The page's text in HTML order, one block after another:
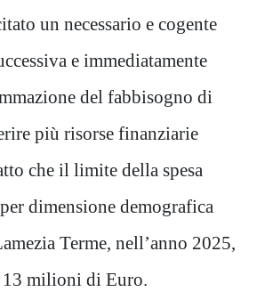
un necessario e cogente
e immediatamente
del fabbisogno di
più risorse finanziarie
che il limite della spesa
dimensione demografica
Terme, nell’anno 2025,
13 milioni di Euro.